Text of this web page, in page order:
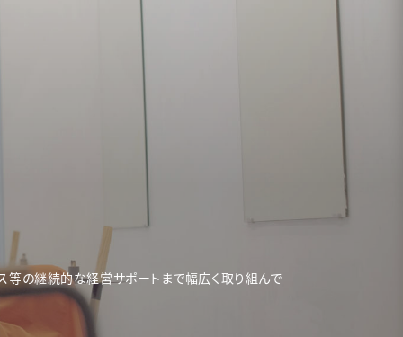
等の継続的な経営サポートまで幅広く取り組んで